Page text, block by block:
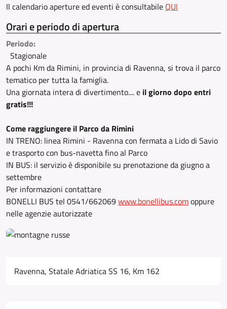
Il calendario aperture ed eventi è consultabile QUI
Orari e periodo di apertura
Periodo:
Stagionale
A pochi Km da Rimini, in provincia di Ravenna, si trova il parco
tematico per tutta la famiglia.
Una giornata intera di divertimento.... e il giorno dopo entri
gratis!!!
Come raggiungere il Parco da Rimini
IN TRENO: linea Rimini - Ravenna con fermata a Lido di Savio
e trasporto con bus-navetta fino al Parco
IN BUS: il servizio è disponibile su prenotazione da giugno a
settembre
Per informazioni contattare
BONELLI BUS tel 0541/662069www.bonellibus.comoppure
nelle agenzie autorizzate
Ravenna, Statale Adriatica SS 16, Km 162